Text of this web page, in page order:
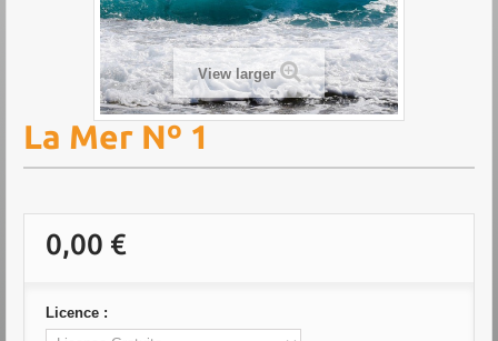
View larger
La Mer Nº 1
0,00 €
Licence :